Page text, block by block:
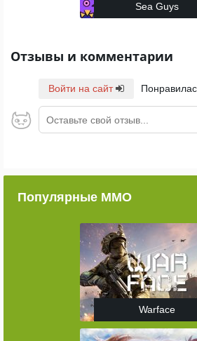
Sea Guys
Отзывы и комментарии
Войти на сайт
Оставьте свой отзыв...
Популярные ММО
Warface